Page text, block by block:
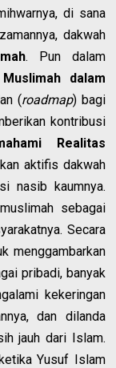
di sana
dakwah
. Pun dalam
dalam
(roadmap) bagi
kontribusi
Realitas
aktifis dakwah
nasib kaumnya.
sebagai
Secara
menggambarkan
pribadi, banyak
kekeringan
dan dilanda
jauh dari Islam.
Yusuf Islam